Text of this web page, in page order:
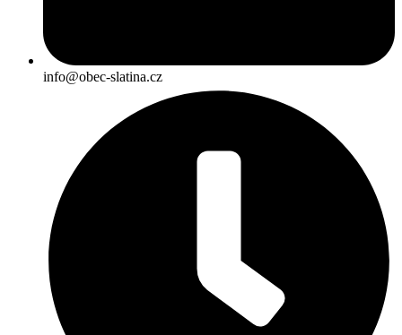
info@obec-slatina.cz​